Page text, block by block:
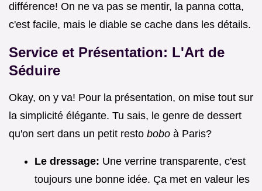
différence! On ne va pas se mentir, la panna cotta,
c'est facile, mais le diable se cache dans les détails.
Service et Présentation: L'Art de
Séduire
Okay, on y va! Pour la présentation, on mise tout sur
la simplicité élégante. Tu sais, le genre de dessert
qu'on sert dans un petit resto bobo à Paris?
Le dressage: Une verrine transparente, c'est
toujours une bonne idée. Ça met en valeur les